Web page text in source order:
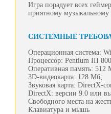
Игра порадует всех
приятному
СИСТЕМНЫЕ
Операционная система:
Процессор: Pentium III
Оперативная память: 512
3D-видеокарта: 128 Мб;
Звуковая карта: DirectX-
DirectX: версии 9.0 или
Свободного места на
Клавиатура и мышь